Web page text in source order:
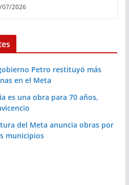
07/2026
Petro restituyó más
en el Meta
es una obra para 70 años,
del Meta anuncia obras por
municipios